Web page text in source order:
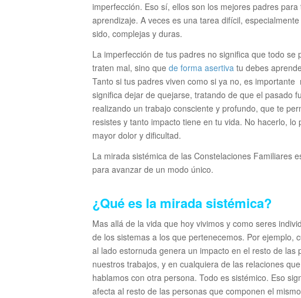
imperfección. Eso sí, ellos son los mejores padres
aprendizaje. A veces es una tarea difícil,
sido, complejas y duras.
La imperfección de tus padres no significa que todo
traten mal, sino que de forma asertiva tu debes
Tanto si tus padres viven como si ya no, es
significa dejar de quejarse, tratando de que el pasado
realizando un trabajo consciente y profundo, que te
resistes y tanto impacto tiene en tu vida. No hacerlo,
mayor dolor y dificultad.
La mirada sistémica de las Constelaciones Familiares
para avanzar de un modo único.
¿Qué es la mirada sistémica?
Mas allá de la vida que hoy vivimos y como seres
de los sistemas a los que pertenecemos. Por ejemplo,
al lado estornuda genera un impacto en el resto de
nuestros trabajos, y en cualquiera de las relaciones
hablamos con otra persona. Todo es sistémico. Eso
afecta al resto de las personas que componen el